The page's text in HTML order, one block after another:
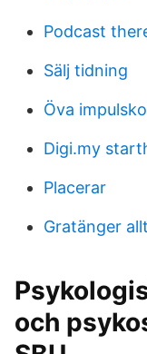
Podcast
Sälj tidning
Öva
Digi.my
Placerar
Gratänger
och